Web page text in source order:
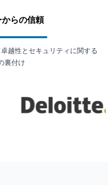
らの信頼
越性とセキュリティに関する
裏付け